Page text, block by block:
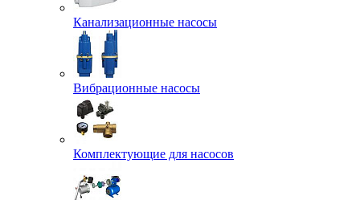
Канализационные насосы
Вибрационные насосы
Комплектующие для насосов